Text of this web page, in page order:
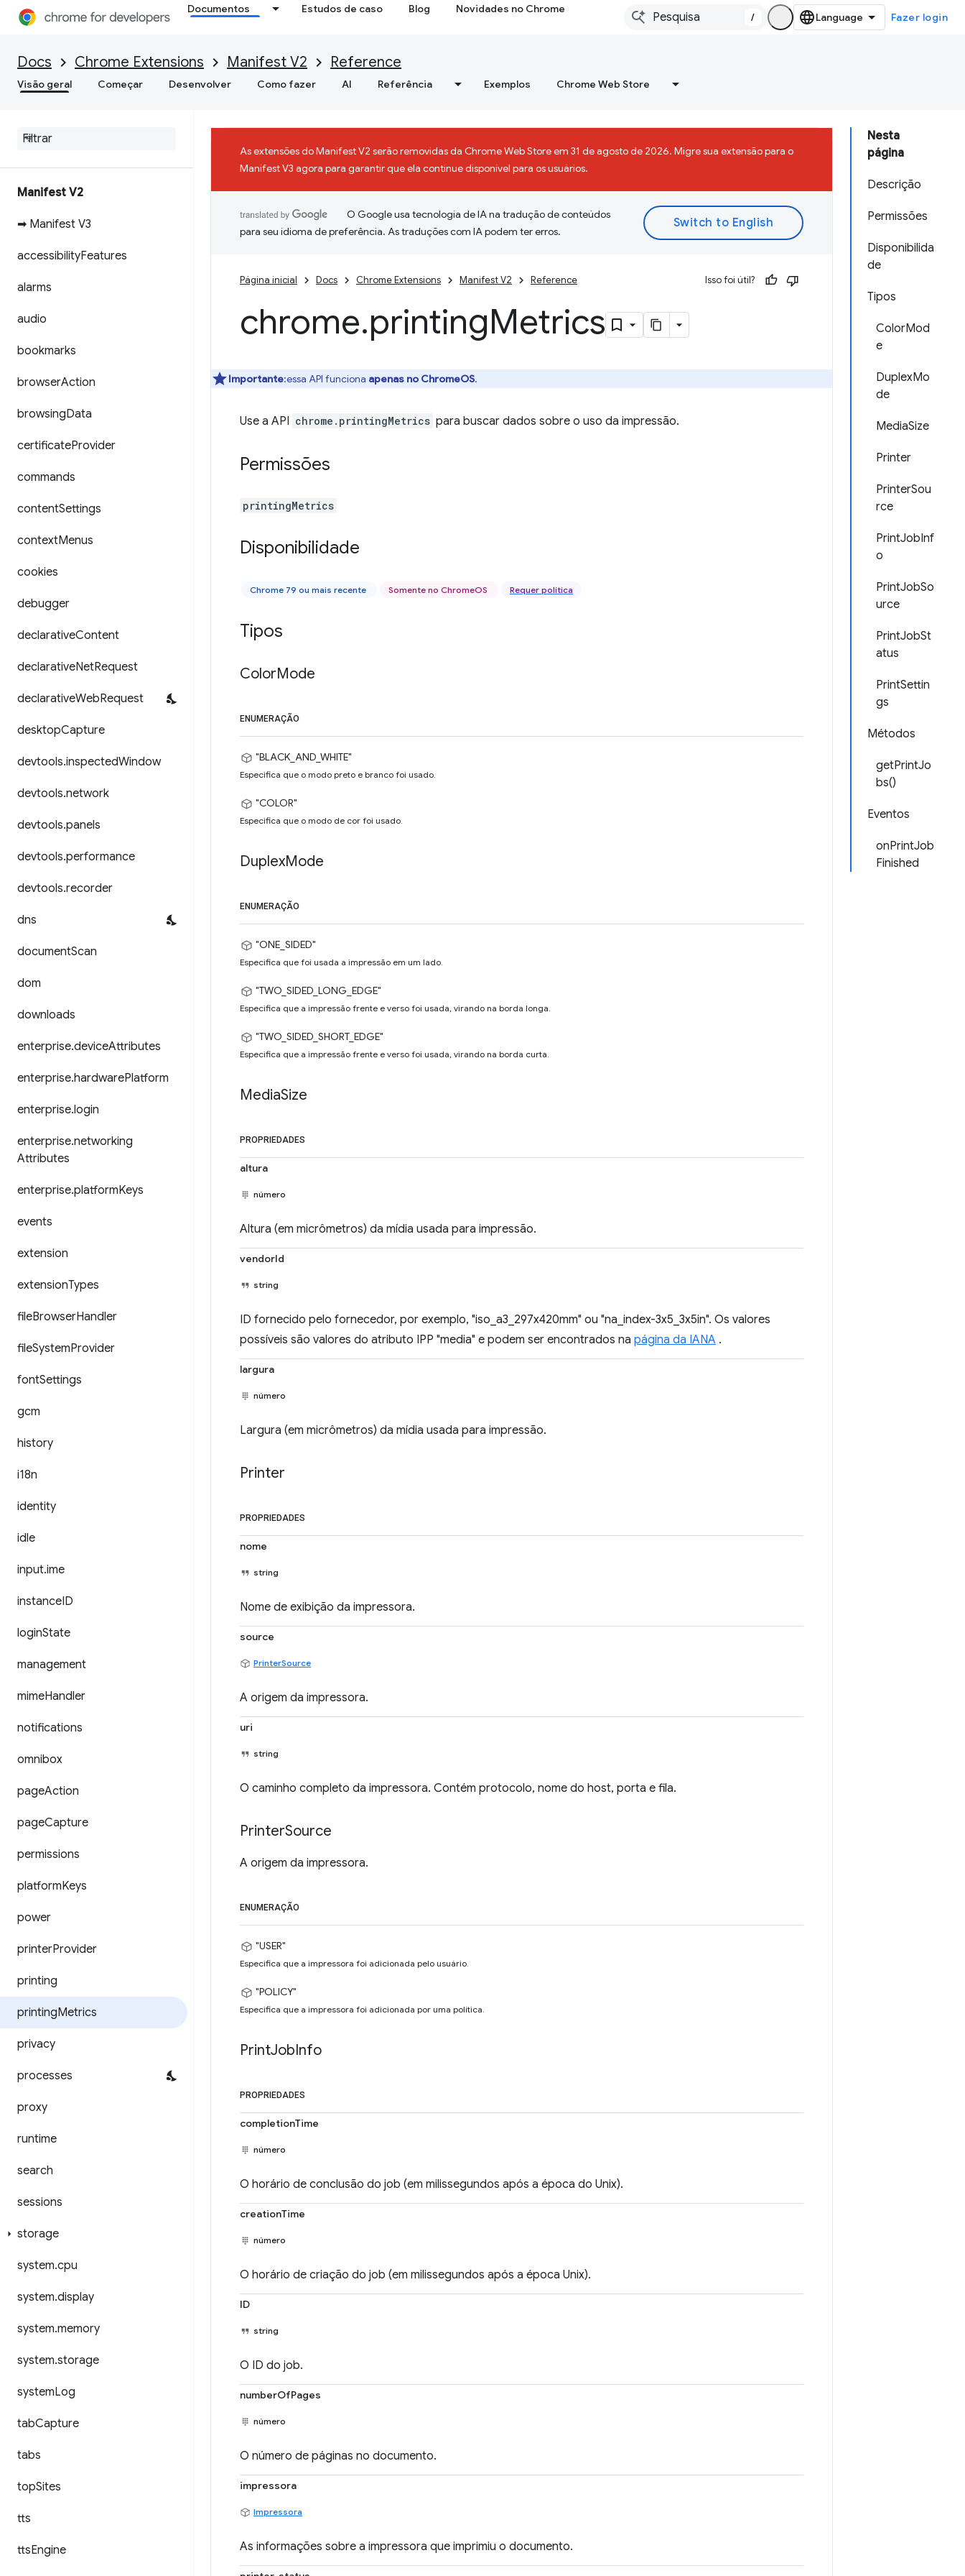
Documentos Estudos de caso Blog Novidades no Chrome
/ Fazer login
Docs Chrome Extensions Manifest V2 Reference
Visão geral Começar Desenvolver Como fazer AI Referência Exemplos Chrome Web Store
Manifest V2
➡ Manifest V3
accessibilityFeatures
alarms
audio
bookmarks
browserAction
browsingData
certificateProvider
commands
contentSettings
contextMenus
cookies
debugger
declarativeContent
declarativeNetRequest
declarativeWebRequest
desktopCapture
devtools.inspectedWindow
devtools.network
devtools.panels
devtools.performance
devtools.recorder
dns
documentScan
dom
downloads
enterprise.deviceAttributes
enterprise.hardwarePlatform
enterprise.login
enterprise.networking
Attributes
enterprise.platformKeys
events
extension
extensionTypes
fileBrowserHandler
fileSystemProvider
fontSettings
gcm
history
i18n
identity
idle
input.ime
instanceID
loginState
management
mimeHandler
notifications
omnibox
pageAction
pageCapture
permissions
platformKeys
power
printerProvider
printing
printingMetrics
privacy
processes
proxy
runtime
search
sessions
storage
system.cpu
system.display
system.memory
system.storage
systemLog
tabCapture
tabs
topSites
tts
ttsEngine
Nesta
página
Descrição
Permissões
Disponibilida
de
Tipos
ColorMod
e
DuplexMo
de
MediaSize
Printer
PrinterSou
rce
PrintJobInf
o
PrintJobSo
urce
PrintJobSt
atus
PrintSettin
gs
Métodos
getPrintJo
bs()
Eventos
onPrintJob
Finished
As extensões do Manifest V2 serão removidas da Chrome Web Store em 31 de agosto de 2026. Migre sua extensão para o
Manifest V3 agora para garantir que ela continue disponível para os usuários.
O Google usa tecnologia de IA na tradução de conteúdos
para seu idioma de preferência. As traduções com IA podem ter erros.
Página inicial Docs Chrome Extensions Manifest V2 Reference Isso foi útil?
chrome.printingMetrics
Importante:essa API funciona apenas no ChromeOS.
Use a API chrome.printingMetrics para buscar dados sobre o uso da impressão.
Permissões
printingMetrics
Disponibilidade
Chrome 79 ou mais recente Somente no ChromeOS Requer política
Tipos
ColorMode
ENUMERAÇÃO
"BLACK_AND_WHITE"
Especifica que o modo preto e branco foi usado.
"COLOR"
Especifica que o modo de cor foi usado.
DuplexMode
ENUMERAÇÃO
"ONE_SIDED"
Especifica que foi usada a impressão em um lado.
"TWO_SIDED_LONG_EDGE"
Especifica que a impressão frente e verso foi usada, virando na borda longa.
"TWO_SIDED_SHORT_EDGE"
Especifica que a impressão frente e verso foi usada, virando na borda curta.
MediaSize
PROPRIEDADES
altura
número
Altura (em micrômetros) da mídia usada para impressão.
vendorId
string
ID fornecido pelo fornecedor, por exemplo, "iso_a3_297x420mm" ou "na_index-3x5_3x5in". Os valores
possíveis são valores do atributo IPP "media" e podem ser encontrados na página da IANA .
largura
número
Largura (em micrômetros) da mídia usada para impressão.
Printer
PROPRIEDADES
nome
string
Nome de exibição da impressora.
source
PrinterSource
A origem da impressora.
uri
string
O caminho completo da impressora. Contém protocolo, nome do host, porta e fila.
PrinterSource
A origem da impressora.
ENUMERAÇÃO
"USER"
Especifica que a impressora foi adicionada pelo usuário.
"POLICY"
Especifica que a impressora foi adicionada por uma política.
PrintJobInfo
PROPRIEDADES
completionTime
número
O horário de conclusão do job (em milissegundos após a época do Unix).
creationTime
número
O horário de criação do job (em milissegundos após a época Unix).
ID
string
O ID do job.
numberOfPages
número
O número de páginas no documento.
impressora
Impressora
As informações sobre a impressora que imprimiu o documento.